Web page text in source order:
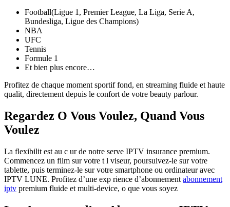
Football(Ligue 1, Premier League, La Liga, Serie A,
Bundesliga, Ligue des Champions)
NBA
UFC
Tennis
Formule 1
Et bien plus encore…
Profitez de chaque moment sportif fond, en streaming fluide et haute
qualit, directement depuis le confort de votre beauty parlour.
Regardez O Vous Voulez, Quand Vous
Voulez
La flexibilit est au c ur de notre serve IPTV insurance premium.
Commencez un film sur votre t l viseur, poursuivez-le sur votre
tablette, puis terminez-le sur votre smartphone ou ordinateur avec
IPTV LUNE. Profitez d’une exp rience d’abonnement abonnement
iptv premium fluide et multi-device, o que vous soyez